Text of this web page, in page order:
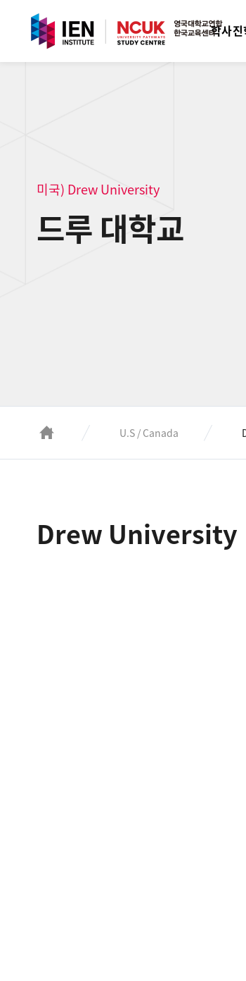
학사진
미국) Drew University
드루 대학교
U.S / Canada
Drew University